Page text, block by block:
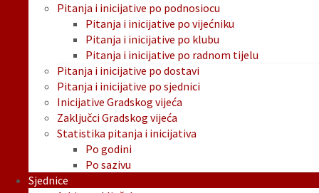
Pitanja i inicijative po podnosiocu
Pitanja i inicijative po vijećniku
Pitanja i inicijative po klubu
Pitanja i inicijative po radnom tijelu
Pitanja i inicijative po dostavi
Pitanja i inicijative po sjednici
Inicijative Gradskog vijeća
Zaključci Gradskog vijeća
Statistika pitanja i inicijativa
Po godini
Po sazivu
Sjednice